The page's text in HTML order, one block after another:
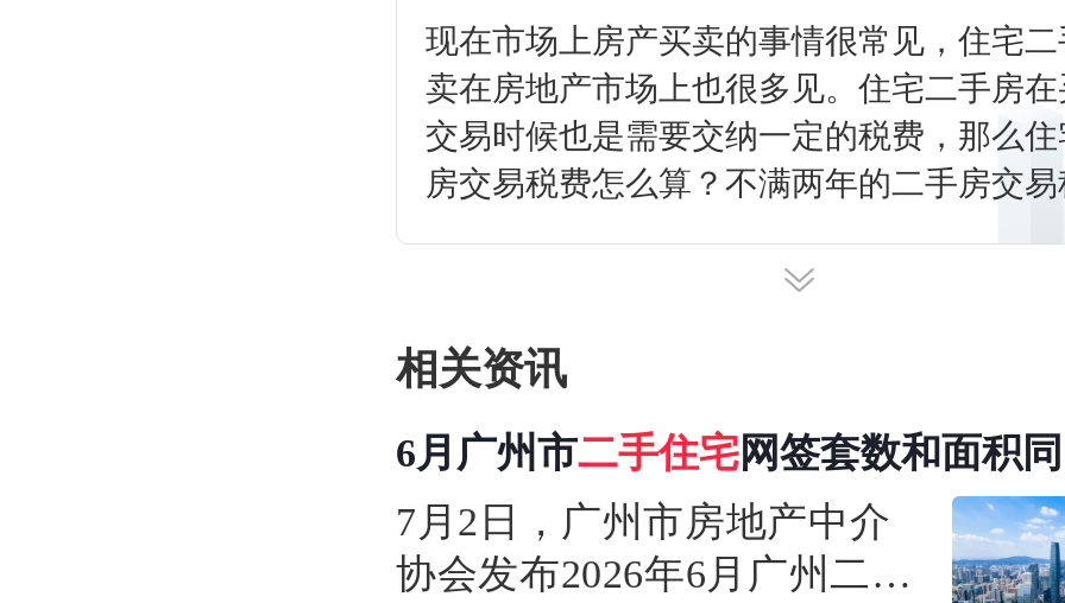
现在市场上房产买卖的事情很常见，住宅
卖在房地产市场上也很多见。住宅二手房
交易时候也是需要交纳一定的税费，那么
房交易税费怎么算？不满两年的二手房交
相关资讯
6月广州市二手住宅网签套数和面积
比均有下降
7月2日，广州市房地产中介
协会发布2026年6月广州二手